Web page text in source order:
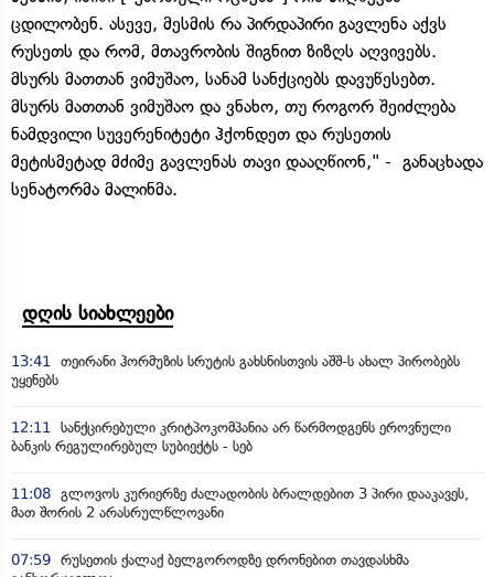
ცდილობენ. ასევე, მესმის რა პირდაპირი გავლენა აქვს
რუსეთს და რომ, მთავრობის შიგნით ზიზღს აღვივებს.
მსურს მათთან ვიმუშაო, სანამ სანქციებს დავუწესებთ.
მსურს მათთან ვიმუშაო და ვნახო, თუ როგორ შეიძლება
ნამდვილი სუვერენიტეტი ჰქონდეთ და რუსეთის
მეტისმეტად მძიმე გავლენას თავი დააღწიონ," - განაცხადა
სენატორმა მალინმა.
დღის სიახლეები
13:41
თეირანი ჰორმუზის სრუტის გახსნისთვის აშშ-ს ახალ პირობებს
უყენებს
12:11
სანქცირებული კრიტპოკომპანია არ წარმოდგენს ეროვნული
ბანკის რეგულირებულ სუბიექტს - სებ
11:08 გლოვოს კურიერზე ძალადობის ბრალდებით 3 პირი დააკავეს,
მათ შორის 2 არასრულწლოვანი
07:59 რუსეთის ქალაქ ბელგოროდზე დრონებით თავდასხმა